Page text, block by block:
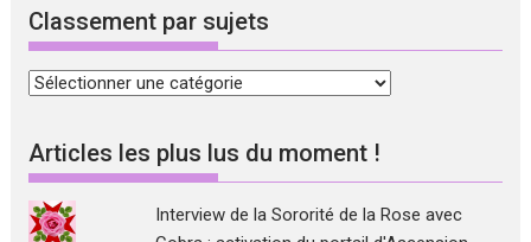
Classement par sujets
Classement
sujets
Articles les plus lus du moment !
Interview de la Sororité de la Rose avec